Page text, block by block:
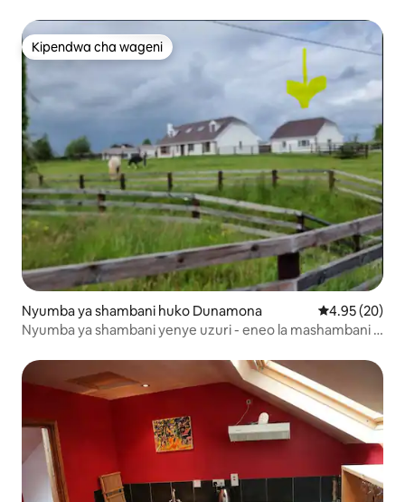
Kipendwa cha wageni
Kipendwa cha wageni
Nyumba ya shambani huko Dunamona Ukadiriaji wa
4.95 (20)
Nyumba ya shambani yenye uzuri - eneo la mashambani la